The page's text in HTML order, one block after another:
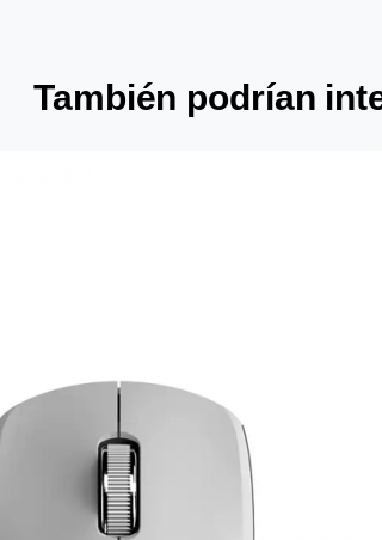
También podrían